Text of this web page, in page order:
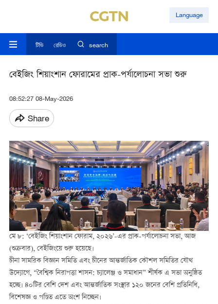
Language
টিভি রেডিও search
বেইজিং শিয়াংশান ফোরামের প্রাক-পর্যালোচনা সভা শুরু
08:52:27 08-May-2026
Share
মে ৮: ‘বেইজিং শিয়াংশান ফোরাম, ২০২৬’-এর প্রাক-পর্যালোচনা সভা, আজ
(শুক্রবার), বেইজিংয়ে শুরু হয়েছে।
চীনা সামরিক বিজ্ঞান সমিতি এবং চীনের আন্তর্জাতিক কৌশল সমিতির যৌথ
উদ্যোগে, “বৈশ্বিক নিরাপত্তা শাসন: চ্যালেঞ্জ ও সমাধান” শীর্ষক এ সভা অনুষ্ঠিত
হচ্ছে। ৪০টির বেশি দেশ এবং আন্তর্জাতিক সংস্থার ১২০ জনের বেশি প্রতিনিধি,
বিশেষজ্ঞ ও পণ্ডিত এতে অংশ নিচ্ছেন।